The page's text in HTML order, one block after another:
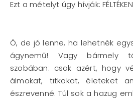
Ezt a mételyt úgy hívják:
Ó, de jó lenne, ha lehetnék
ágynemű! Vagy bármely
szobában: csak azért, hogy
álmokat, titkokat, életeket
észrevenné. Túl sok a hazug